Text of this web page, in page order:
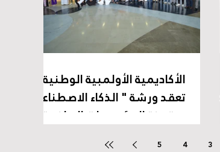
الأكاديمية الأولمبية الوطنية
تعقد ورشة " الذكاء الاصطناعي
ورقمنة المؤسسات الرياضية"
3
4
5